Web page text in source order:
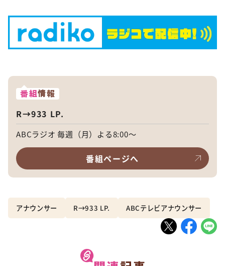
番組情報
R→933 LP.
ABCラジオ 毎週（月）よる8:00～
番組ページへ
アナウンサー R→933 LP. ABCテレビアナウンサー